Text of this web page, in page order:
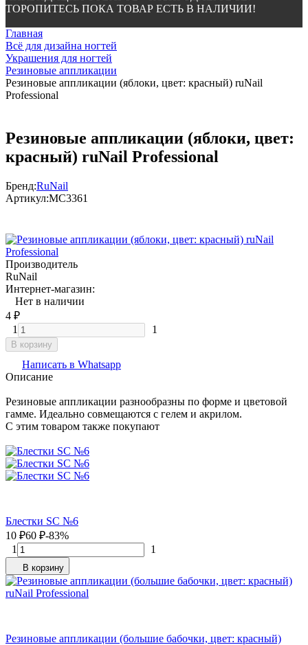
ТОРОПИТЕСЬ ПОКА ТОВАР ЕСТЬ В НАЛИЧИИ!
Главная
Всё для дизайна ногтей
Украшения для ногтей
Резиновые аппликации
Резиновые аппликации (яблоки, цвет: красный) ruNail
Professional
Резиновые аппликации (яблоки, цвет:
красный) ruNail Professional
Бренд:RuNail
Артикул:МС3361
Производитель
RuNail
Интернет-магазин:
Нет в наличии
4 ₽
1
1
В корзину
Написать в Whatsapp
Описание
Резиновые аппликации разнообразны по форме и цветовой
гамме. Идеально совмещаются с гелем и акрилом.
C этим товаром также покупают
Блестки SC №6
10 ₽60 ₽-83%
1
1
В корзину
Резиновые аппликации (большие бабочки, цвет: красный)